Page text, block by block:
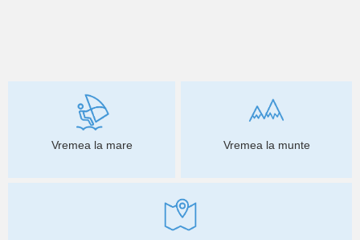
Vremea la mare Vremea la munte